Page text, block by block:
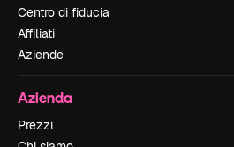
Centro di fiducia
Affiliati
Aziende
Azienda
Prezzi